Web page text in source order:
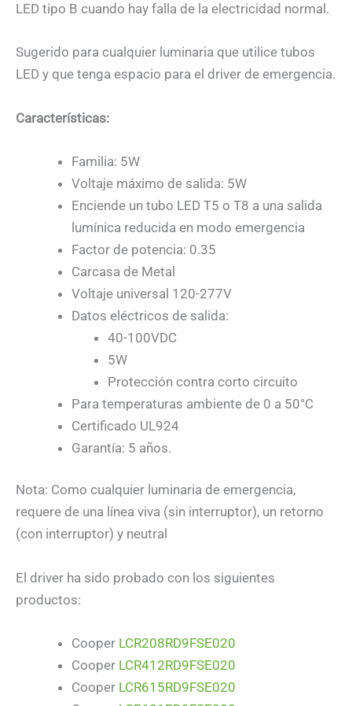
LED tipo B cuando hay falla de la electricidad normal.
Sugerido para cualquier luminaria que utilice tubos
LED y que tenga espacio para el driver de emergencia.
Características:
Familia: 5W
Voltaje máximo de salida: 5W
Enciende un tubo LED T5 o T8 a una salida
lumínica reducida en modo emergencia
Factor de potencia: 0.35
Carcasa de Metal
Voltaje universal 120-277V
Datos eléctricos de salida:
40-100VDC
5W
Protección contra corto circuito
Para temperaturas ambiente de 0 a 50°C
Certificado UL924
Garantía: 5 años.
Nota: Como cualquier luminaria de emergencia,
requere de una línea viva (sin interruptor), un retorno
(con interruptor) y neutral
El driver ha sido probado con los siguientes
productos:
Cooper LCR208RD9FSE020
Cooper LCR412RD9FSE020
Cooper LCR615RD9FSE020